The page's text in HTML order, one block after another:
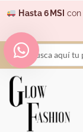
contenido
Hasta 6MSI
Search
...